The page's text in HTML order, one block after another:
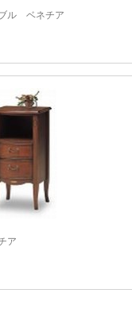
ル ベネチア
ア